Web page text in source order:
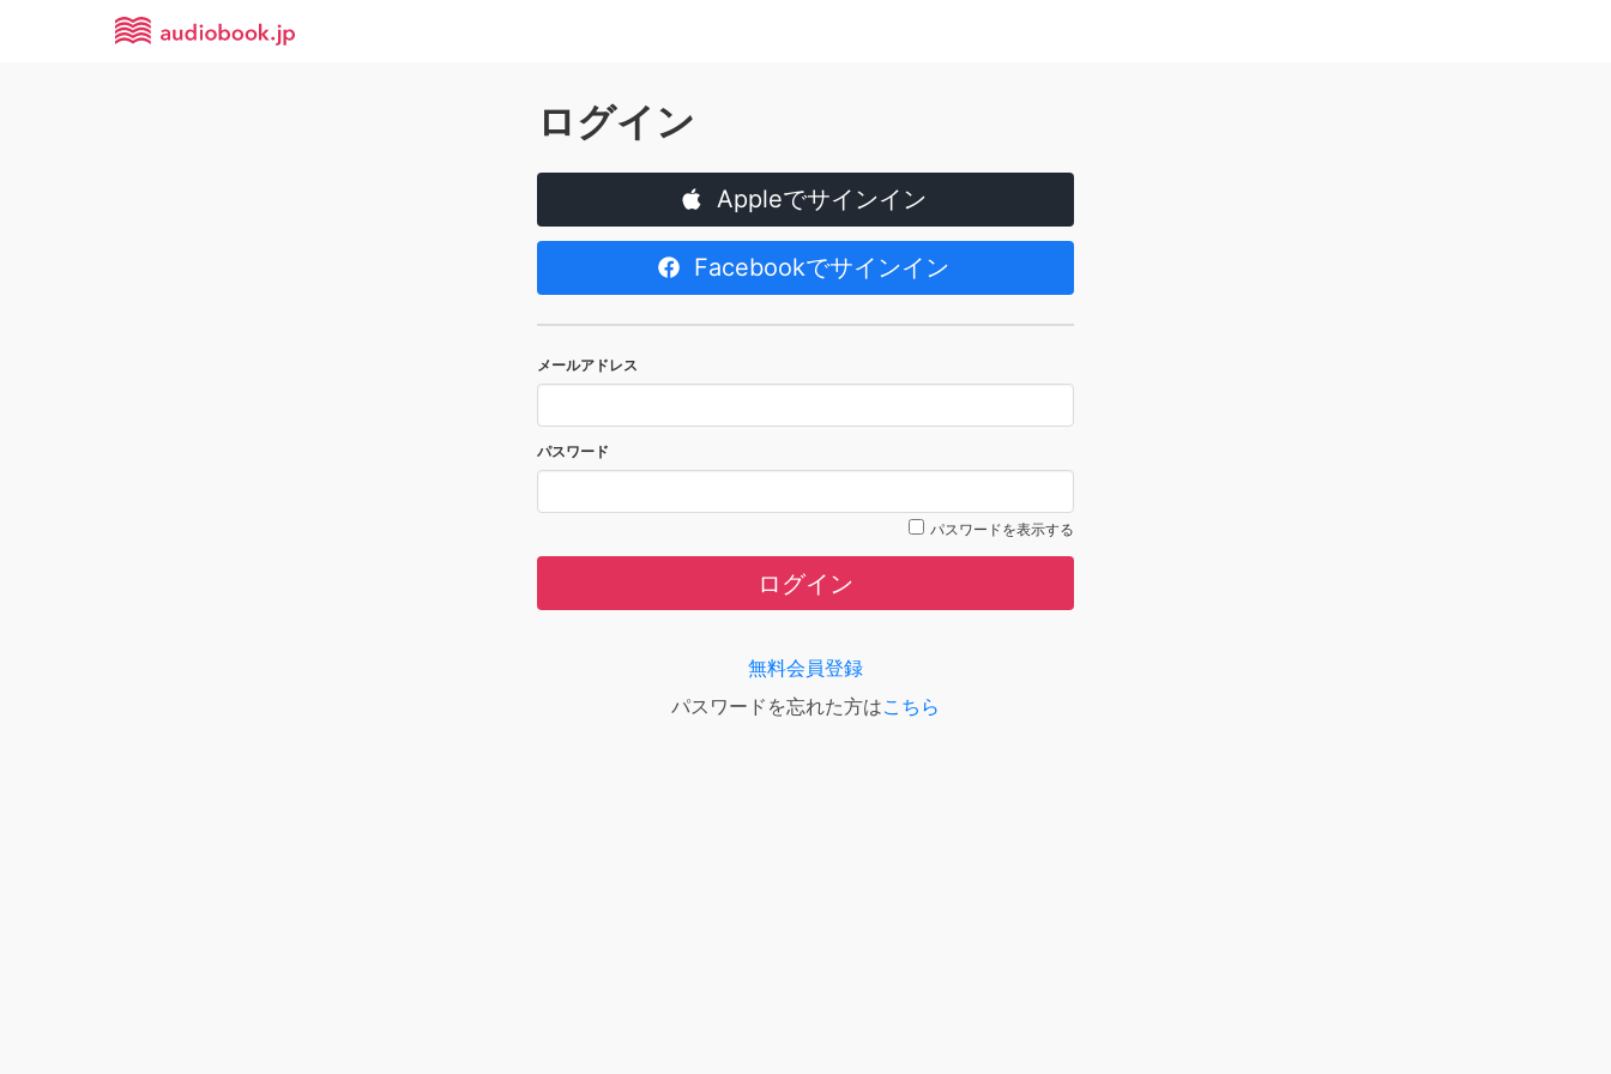
ログイン
Appleでサインイン
Facebookでサインイン
メールアドレス
パスワード
パスワードを表示する
ログイン
無料会員登録
パスワードを忘れた方はこちら